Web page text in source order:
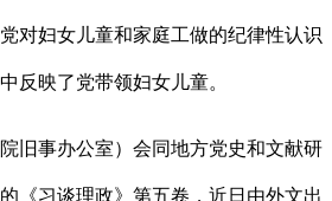
对妇女儿童和家庭工做的纪律性认识
反映了党带领妇女儿童。
事办公室）会同地方党史和文献研
《习谈理政》第五卷，近日由外文出